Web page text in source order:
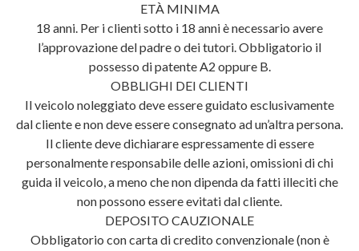
ETÀ MINIMA
18 anni. Per i clienti sotto i 18 anni è necessario avere
l’approvazione del padre o dei tutori. Obbligatorio il
possesso di patente A2 oppure B.
OBBLIGHI DEI CLIENTI
Il veicolo noleggiato deve essere guidato esclusivamente
dal cliente e non deve essere consegnato ad un’altra persona.
Il cliente deve dichiarare espressamente di essere
personalmente responsabile delle azioni, omissioni di chi
guida il veicolo, a meno che non dipenda da fatti illeciti che
non possono essere evitati dal cliente.
DEPOSITO CAUZIONALE
Obbligatorio con carta di credito convenzionale (non è